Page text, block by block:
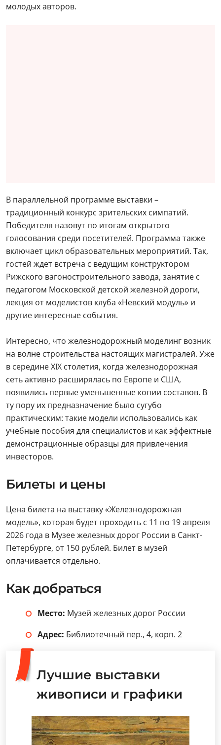
молодых авторов.
В параллельной программе выставки –
традиционный конкурс зрительских симпатий.
Победителя назовут по итогам открытого
голосования среди посетителей. Программа также
включает цикл образовательных мероприятий. Так,
гостей ждет встреча с ведущим конструктором
Рижского вагоностроительного завода, занятие с
педагогом Московской детской железной дороги,
лекция от моделистов клуба «Невский модуль» и
другие интересные события.
Интересно, что железнодорожный моделинг возник
на волне строительства настоящих магистралей. Уже
в середине XIX столетия, когда железнодорожная
сеть активно расширялась по Европе и США,
появились первые уменьшенные копии составов. В
ту пору их предназначение было сугубо
практическим: такие модели использовались как
учебные пособия для специалистов и как эффектные
демонстрационные образцы для привлечения
инвесторов.
Билеты и цены
Цена билета на выставку «Железнодорожная
модель», которая будет проходить с 11 по 19 апреля
2026 года в Музее железных дорог России в Санкт-
Петербурге, от 150 рублей. Билет в музей
оплачивается отдельно.
Как добраться
Место: Музей железных дорог России
Адрес: Библиотечный пер., 4, корп. 2
Лучшие выставки
живописи и графики